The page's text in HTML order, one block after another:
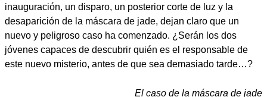
inauguración, un disparo, un posterior corte de luz y la
desaparición de la máscara de jade, dejan claro que un
nuevo y peligroso caso ha comenzado. ¿Serán los dos
jóvenes capaces de descubrir quién es el responsable de
este nuevo misterio, antes de que sea demasiado tarde…?
El caso de la máscara de jade